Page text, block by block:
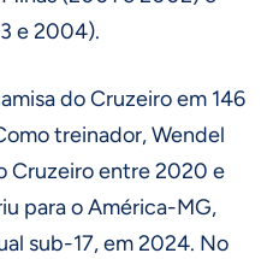
e 2004).
do Cruzeiro em 146
treinador, Wendel
Cruzeiro entre 2020 e
para o América-MG,
sub-17, em 2024. No